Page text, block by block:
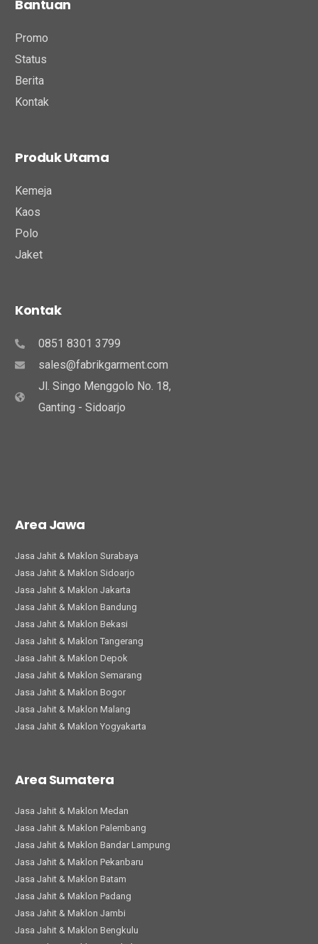
Bantuan
Promo
Status
Berita
Kontak
Produk Utama
Kemeja
Kaos
Polo
Jaket
Kontak
0851 8301 3799
sales@fabrikgarment.com
Jl. Singo Menggolo No. 18,
Ganting - Sidoarjo
Area Jawa
Jasa Jahit & Maklon Surabaya
Jasa Jahit & Maklon Sidoarjo
Jasa Jahit & Maklon Jakarta
Jasa Jahit & Maklon Bandung
Jasa Jahit & Maklon Bekasi
Jasa Jahit & Maklon Tangerang
Jasa Jahit & Maklon Depok
Jasa Jahit & Maklon Semarang
Jasa Jahit & Maklon Bogor
Jasa Jahit & Maklon Malang
Jasa Jahit & Maklon Yogyakarta
Area Sumatera
Jasa Jahit & Maklon Medan
Jasa Jahit & Maklon Palembang
Jasa Jahit & Maklon Bandar Lampung
Jasa Jahit & Maklon Pekanbaru
Jasa Jahit & Maklon Batam
Jasa Jahit & Maklon Padang
Jasa Jahit & Maklon Jambi
Jasa Jahit & Maklon Bengkulu